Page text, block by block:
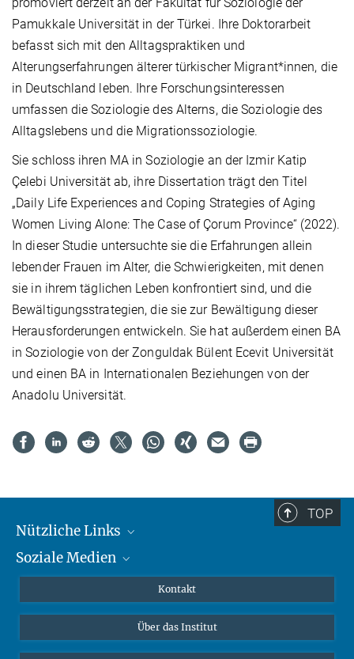
Pamukkale Universität in der Türkei. Ihre Doktorarbeit
befasst sich mit den Alltagspraktiken und
Alterungserfahrungen älterer türkischer Migrant*innen, die
in Deutschland leben. Ihre Forschungsinteressen
umfassen die Soziologie des Alterns, die Soziologie des
Alltagslebens und die Migrationssoziologie.
Sie schloss ihren MA in Soziologie an der Izmir Katip
Çelebi Universität ab, ihre Dissertation trägt den Titel
„Daily Life Experiences and Coping Strategies of Aging
Women Living Alone: The Case of Çorum Province“ (2022).
In dieser Studie untersuchte sie die Erfahrungen allein
lebender Frauen im Alter, die Schwierigkeiten, mit denen
sie in ihrem täglichen Leben konfrontiert sind, und die
Bewältigungsstrategien, die sie zur Bewältigung dieser
Herausforderungen entwickeln. Sie hat außerdem einen BA
in Soziologie von der Zonguldak Bülent Ecevit Universität
und einen BA in Internationalen Beziehungen von der
Anadolu Universität.
TOP
Nützliche Links
MMG Alumni Corner
Online-Vorträge
Soziale Medien
Bluesky
Kontakt
Über das Institut